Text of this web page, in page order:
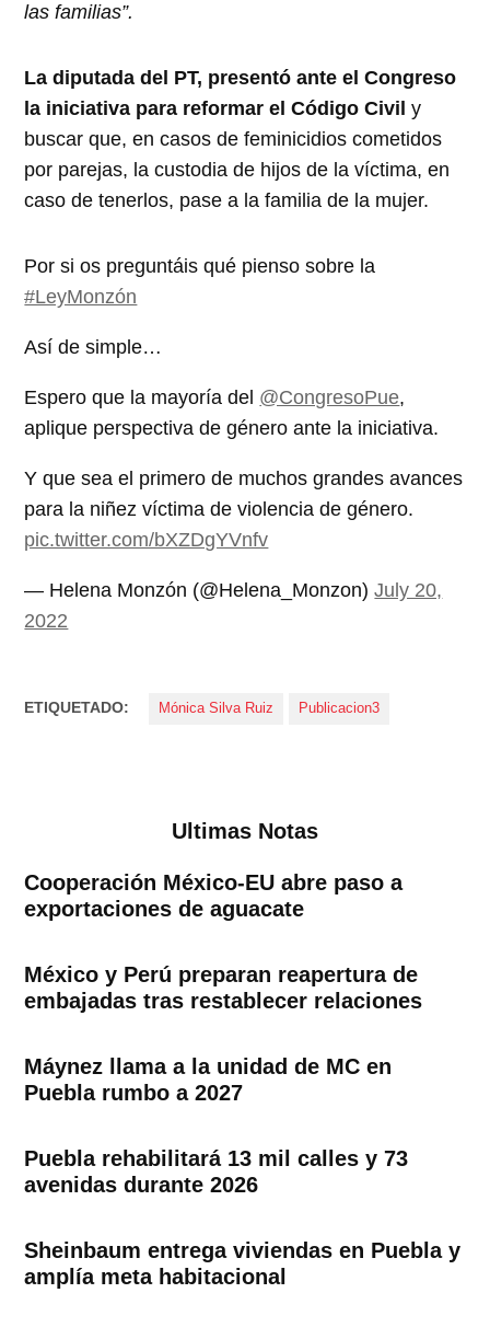
las familias”.
La diputada del PT, presentó ante el Congreso
la iniciativa para reformar el Código Civil y
buscar que, en casos de feminicidios cometidos
por parejas, la custodia de hijos de la víctima, en
caso de tenerlos, pase a la familia de la mujer.
Por si os preguntáis qué pienso sobre la
#LeyMonzón
Así de simple…
Espero que la mayoría del @CongresoPue,
aplique perspectiva de género ante la iniciativa.
Y que sea el primero de muchos grandes avances
para la niñez víctima de violencia de género.
pic.twitter.com/bXZDgYVnfv
— Helena Monzón (@Helena_Monzon)July 20,
2022
ETIQUETADO: Mónica Silva Ruiz Publicacion3
Ultimas Notas
Cooperación México-EU abre paso a
exportaciones de aguacate
México y Perú preparan reapertura de
embajadas tras restablecer relaciones
Máynez llama a la unidad de MC en
Puebla rumbo a 2027
Puebla rehabilitará 13 mil calles y 73
avenidas durante 2026
Sheinbaum entrega viviendas en Puebla y
amplía meta habitacional